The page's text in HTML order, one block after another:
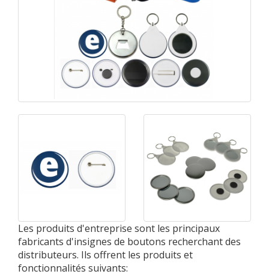
Les produits d'entreprise sont les principaux
fabricants d'insignes de boutons recherchant des
distributeurs. Ils offrent les produits et
fonctionnalités suivants: